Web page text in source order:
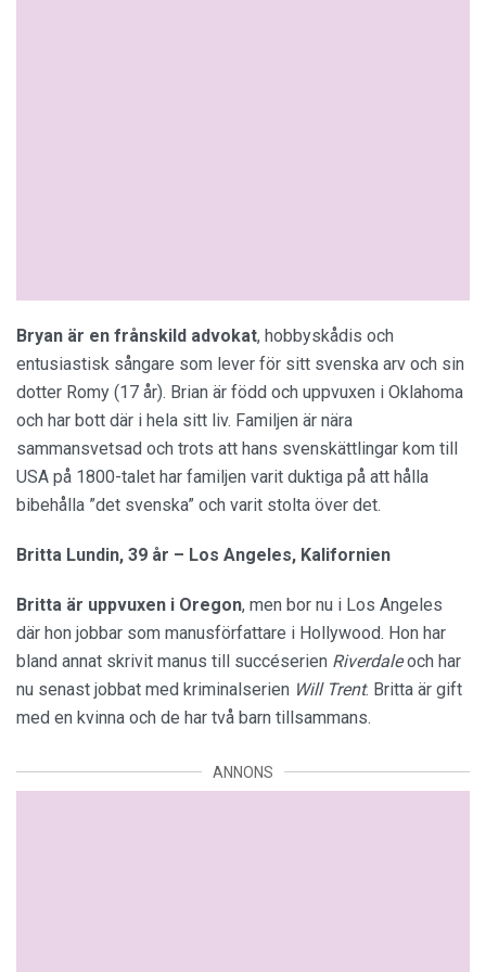
Bryan är en frånskild advokat, hobbyskådis och
entusiastisk sångare som lever för sitt svenska arv och sin
dotter Romy (17 år). Brian är född och uppvuxen i Oklahoma
och har bott där i hela sitt liv. Familjen är nära
sammansvetsad och trots att hans svenskättlingar kom till
USA på 1800-talet har familjen varit duktiga på att hålla
bibehålla ”det svenska” och varit stolta över det.
Britta Lundin, 39 år – Los Angeles, Kalifornien
Britta är uppvuxen i Oregon, men bor nu i Los Angeles
där hon jobbar som manusförfattare i Hollywood. Hon har
bland annat skrivit manus till succéserien Riverdaleoch har
nu senast jobbat med kriminalserien Will Trent. Britta är gift
med en kvinna och de har två barn tillsammans.
ANNONS